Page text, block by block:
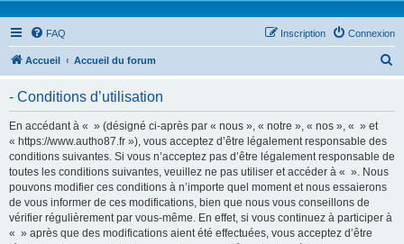
FAQ Connexion
Inscription
Accueil Accueil du forum
- Conditions d’utilisation
En accédant à « » (désigné ci-après par « nous », « notre », « nos », « » et
« https://www.autho87.fr »), vous acceptez d’être légalement responsable des
conditions suivantes. Si vous n’acceptez pas d’être légalement responsable de
toutes les conditions suivantes, veuillez ne pas utiliser et accéder à « ». Nous
pouvons modifier ces conditions à n’importe quel moment et nous essaierons
de vous informer de ces modifications, bien que nous vous conseillons de
vérifier régulièrement par vous-même. En effet, si vous continuez à participer à
« » après que des modifications aient été effectuées, vous acceptez d’être